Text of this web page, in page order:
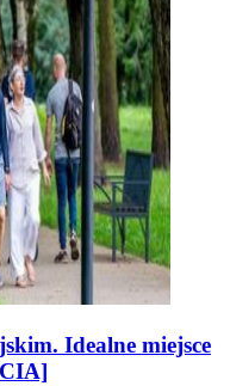
Idealne miejsce